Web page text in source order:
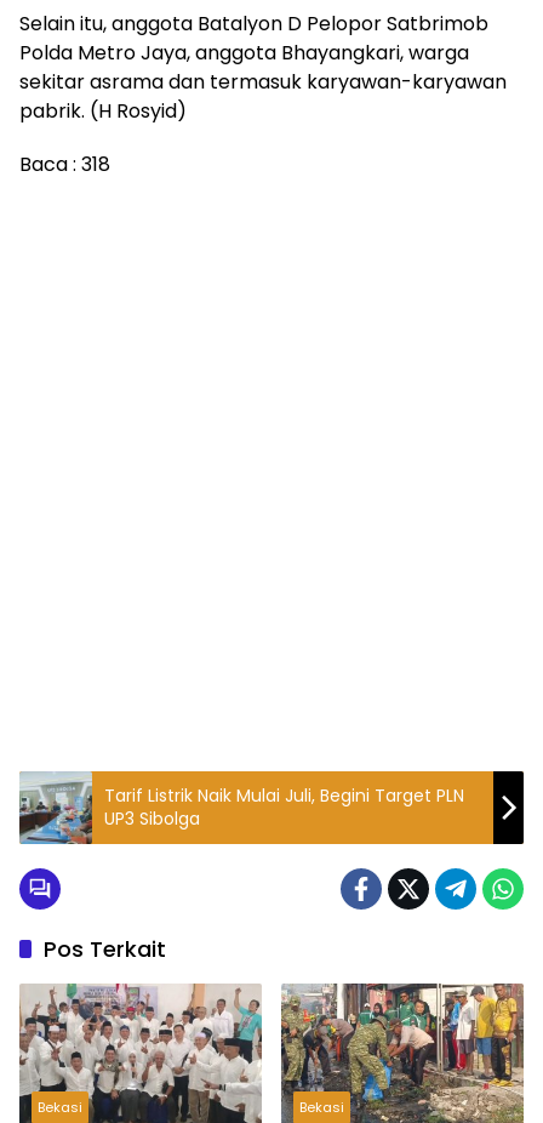
Selain itu, anggota Batalyon D Pelopor Satbrimob
Polda Metro Jaya, anggota Bhayangkari, warga
sekitar asrama dan termasuk karyawan-karyawan
pabrik. (H Rosyid)
Baca : 318
Tarif Listrik Naik Mulai Juli, Begini Target PLN
UP3 Sibolga
Pos Terkait
Bekasi Bekasi